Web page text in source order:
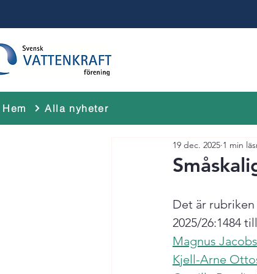
Hem Alla nyheter
19 dec. 2025 1 min
Det är
2025/26:1484
Magnus
Kjell-Arne